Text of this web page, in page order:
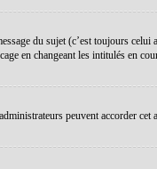
du sujet (c’est toujours celui
en changeant les intitulés en
peuvent accorder cet